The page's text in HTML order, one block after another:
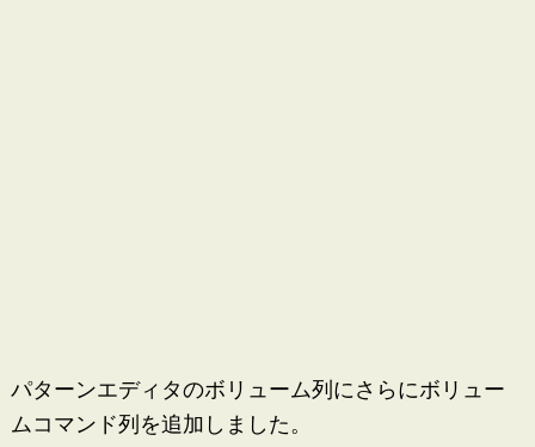
パターンエディタのボリューム列にさらにボリュー
ムコマンド列を追加しました。